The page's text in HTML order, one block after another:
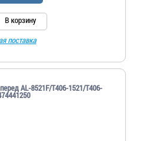
В корзину
поставка
AL-8521F/T406-1521/T406-